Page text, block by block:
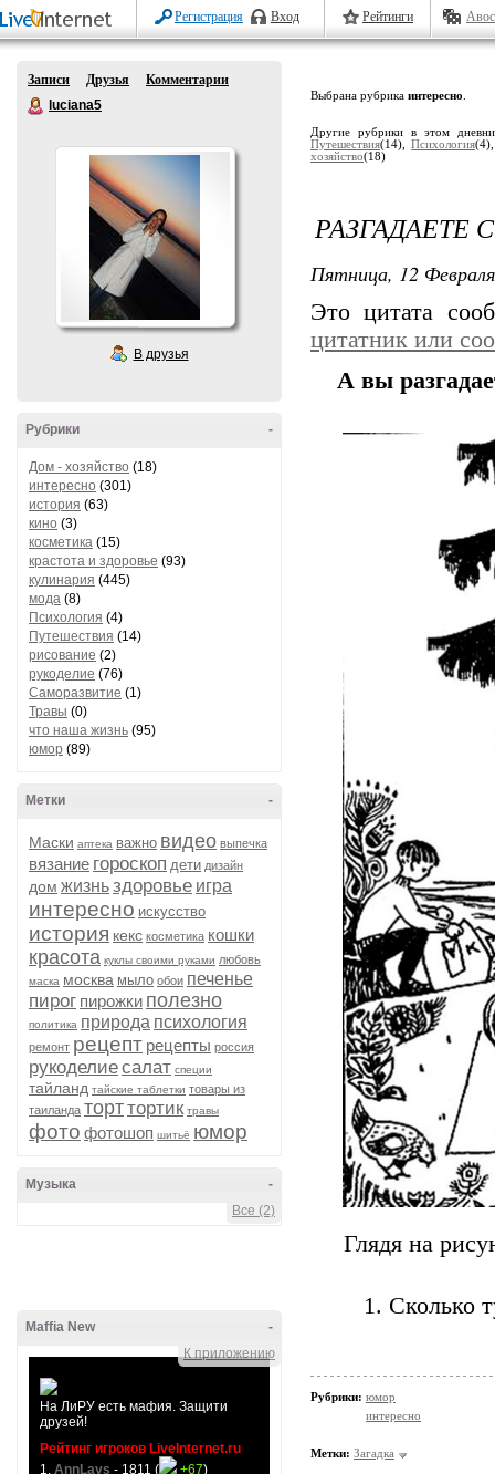
Регистрация Вход Рейтинги
Записи Друзья
Комментарии
luciana5
В друзья
-
Рубрики
Дом - хозяйство (18)
интересно (301)
история (63)
кино (3)
косметика (15)
крастота и здоровье (93)
кулинария (445)
мода (8)
Психология (4)
Путешествия (14)
рисование (2)
рукоделие (76)
Саморазвитие (1)
Травы (0)
что наша жизнь (95)
юмор (89)
-
Метки
Маски аптека важно видео выпечка
вязание гороскоп дети дизайн
дом жизньздоровье игра
интересно искусство
история кекс косметика кошки
красота куклы своими руками любовь
маска москва мыло обои печенье
пирог пирожки полезно
политика природа психология
ремонт рецепт рецепты россия
рукоделиесалат специи
тайланд тайские таблетки товары из
таиланда торттортик травы
фото фотошоп шитьё юмор
-
Музыка
Все (2)
-
Maffia New
К приложению
На ЛиРУ есть мафия. Защити
друзей!
Рейтинг игроков LiveInternet.ru
1. AnnLays - 1811 ( +67)
Выбрана рубрика интересно
Другие рубрики в этом
Путешествия(14),Психология
хозяйство(18)
РАЗГАДАЕТЕ
Пятница, 12
Это цитата
цитатник или
А вы
Глядя на
1. Сколько
Рубрики: юмор
интересно
Метки: Загадка